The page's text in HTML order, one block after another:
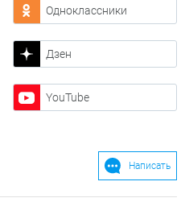
Одноклассники
Дзен
YouTube
Написать